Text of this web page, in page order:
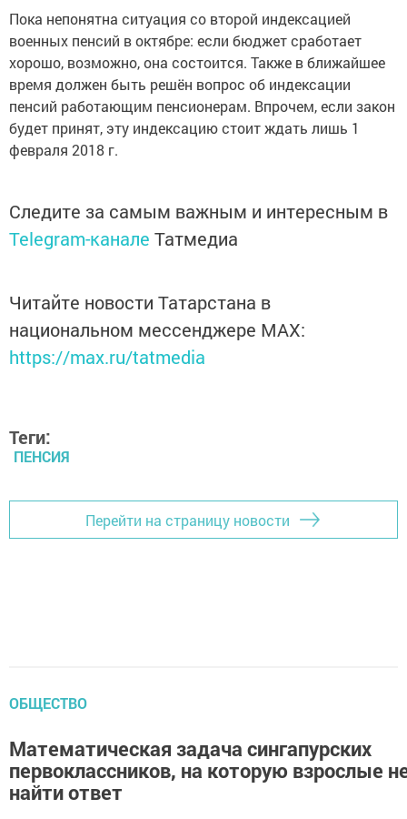
Пока непонятна ситуация со второй индексацией
военных пенсий в октябре: если бюджет сработает
хорошо, возможно, она состоится. Также в ближайшее
время должен быть решён вопрос об индексации
пенсий работающим пенсионерам. Впрочем, если закон
будет принят, эту индексацию стоит ждать лишь 1
февраля 2018 г.
Следите за самым важным и интересным в
Telegram-канале Татмедиа
Читайте новости Татарстана в
национальном мессенджере MАХ:
https://max.ru/tatmedia
Теги:
ПЕНСИЯ
Перейти на страницу новости
ОБЩЕСТВО
Математическая задача сингапурских
первоклассников, на которую взрослые
найти ответ